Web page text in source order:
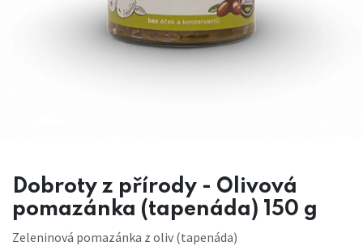
Dobroty z přírody - Olivová
pomazánka (tapenáda) 150 g
Zeleninová pomazánka z oliv (tapenáda)